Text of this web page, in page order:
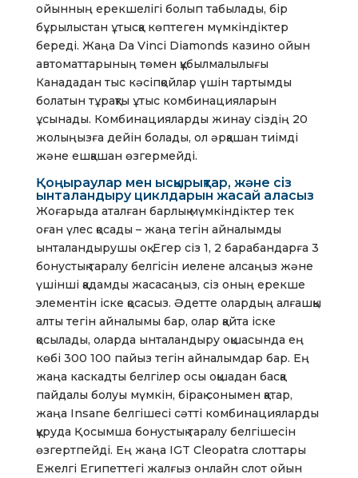
ойынның ерекшелігі болып табылады, бір
бұрылыстан ұтысқа көптеген мүмкіндіктер
береді. Жаңа Da Vinci Diamonds казино ойын
автоматтарының төмен құбылмалылығы
Канададан тыс кәсіпқойлар үшін тартымды
болатын тұрақты ұтыс комбинацияларын
ұсынады. Комбинацияларды жинау сіздің 20
жолыңызға дейін болады, ол әрқашан тиімді
және ешқашан өзгермейді.
Қоңыраулар мен ысқырықтар, және сіз
ынталандыру циклдарын жасай аласыз
Жоғарыда аталған барлық мүмкіндіктер тек
оған үлес қосады – жаңа тегін айналымды
ынталандырушы оқ. Егер сіз 1, 2 барабандарға 3
бонустық таралу белгісін иелене алсаңыз және
үшінші қадамды жасасаңыз, сіз оның ерекше
элементін іске қосасыз. Әдетте олардың алғашқы
алты тегін айналымы бар, олар қайта іске
қосылады, оларда ынталандыру оқшасында ең
көбі 300 100 пайыз тегін айналымдар бар. Ең
жаңа каскадты белгілер осы оқшадан басқа
пайдалы болуы мүмкін, бірақ сонымен қатар,
жаңа Insane белгішесі сәтті комбинацияларды
құруда Қосымша бонустық таралу белгішесін
өзгертпейді. Ең жаңа IGT Cleopatra слоттары
Ежелгі Египеттегі жалғыз онлайн слот ойын